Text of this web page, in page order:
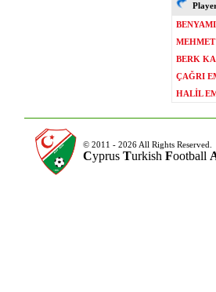
BERK
ÇAĞRI
HALİL
© 2011 - 2026 All Rights Reserved.
Cyprus Turkish Football